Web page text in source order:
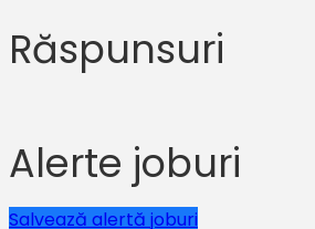
Răspunsuri
Alerte joburi
Salvează alertă joburi